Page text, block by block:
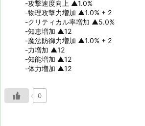
-攻撃速度向上 ▲1.0%
-物理攻撃力増加 ▲1.0% + 2
-クリティカル率増加 ▲5.0%
-知恵増加 ▲12
-魔法防御力増加 ▲1.0% + 2
-力増加 ▲12
-知能増加 ▲12
-体力増加 ▲12
0